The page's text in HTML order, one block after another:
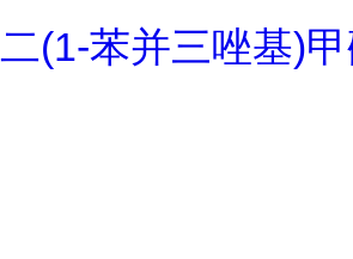
二(1-苯并三唑基)